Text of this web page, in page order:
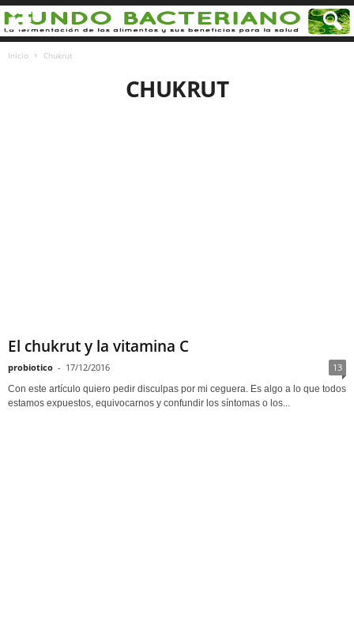
Inicio Chukrut
CHUKRUT
El chukrut y la vitamina C
probiotico - 17/12/2016 13
Con este artículo quiero pedir disculpas por mi ceguera. Es algo a lo que todos
estamos expuestos, equivocarnos y confundir los síntomas o los...